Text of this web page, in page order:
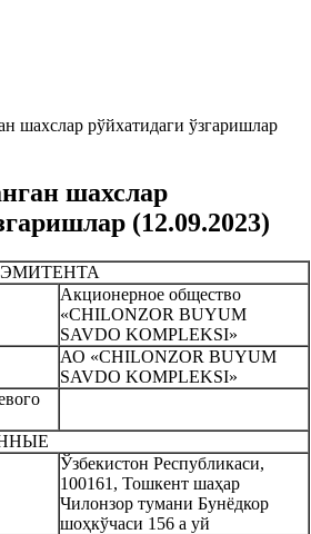
шахслар рўйхатидаги ўзгаришлар
шахслар
(12.09.2023)
Акционерное общество
«CHILONZOR BUYUM
SAVDO KOMPLEKSI»
АО «CHILONZOR BUYUM
SAVDO KOMPLEKSI»
Ўзбекистон Республикаси,
100161, Тошкент шаҳар
Чилонзор тумани Бунёдкор
шоҳкўчаси 156 а уй